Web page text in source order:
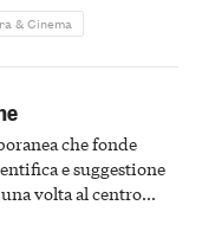
& Cinema
che fonde
e suggestione
volta al centro
passato astigiano